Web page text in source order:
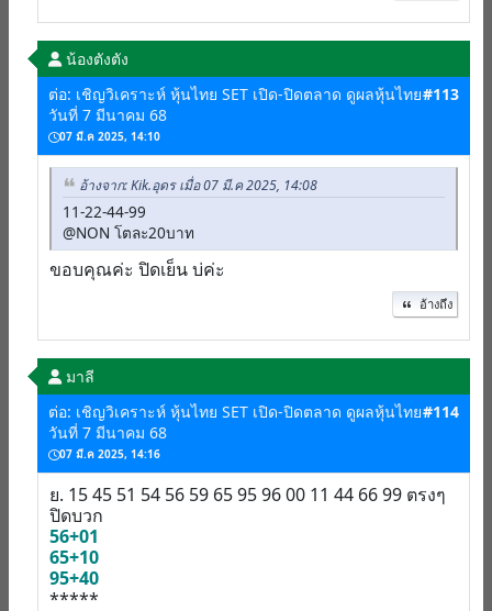
น้องตังตัง
ต่อ: เชิญวิเคราะห์ หุ้นไทย SET เปิด-ปิดตลาด ดูผลหุ้นไทย
วันที่ 7 มีนาคม 68
07 มี.ค 2025, 14:10
#113
อ้างจาก: Kik.อุดร เมื่อ 07 มี.ค 2025, 14:08
11-22-44-99
@NON โตละ20บาท
ขอบคุณค่ะ ปิดเย็น บ่ค่ะ
อ้างถึง
มาลี
ต่อ: เชิญวิเคราะห์ หุ้นไทย SET เปิด-ปิดตลาด ดูผลหุ้นไทย
วันที่ 7 มีนาคม 68
07 มี.ค 2025, 14:16
#114
ย. 15 45 51 54 56 59 65 95 96 00 11 44 66 99 ตรงๆ
ปิดบวก
56+01
65+10
95+40
*****